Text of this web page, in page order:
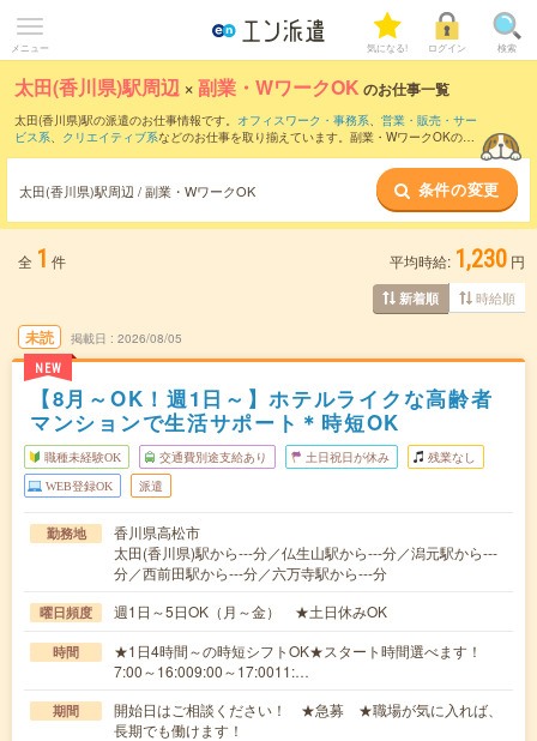
メニュー 気になる! ログイン 検索
太田(香川県)駅周辺 ×副業・WワークOK のお仕事一覧
太田(香川県)駅の派遣のお仕事情報です。 オフィスワーク・事務系、 営業・販売・サー
ビス系、 クリエイティブ系などのお仕事を取り揃えています。副業・WワークOKの条
太田(香川県)駅周辺 / 副業・WワークOK 条件の変更
全 1 件 平均時給: 1,230 円
新着順 時給順
未読
NEW
掲載日 2026/08/05
【8月～OK！週1日～】ホテルライクな高齢者
マンションで生活サポート＊時短OK
職種未経験OK 交通費別途支給あり 土日祝日が休み 残業なし
WEB登録OK 派遣
勤務地
香川県高松市
太田(香川県)駅から---分／仏生山駅から---分／潟元駅から---
分／西前田駅から---分／六万寺駅から---分
曜日頻度 週1日～5日OK（月～金） ★土日休みOK
時間
★1日4時間～の時短シフトOK★スタート時間選べます！
7:00～16:009:00～17:0011:…
期間
開始日はご相談ください！ ★急募 ★職場が気に入れば、
長期でも働けます！